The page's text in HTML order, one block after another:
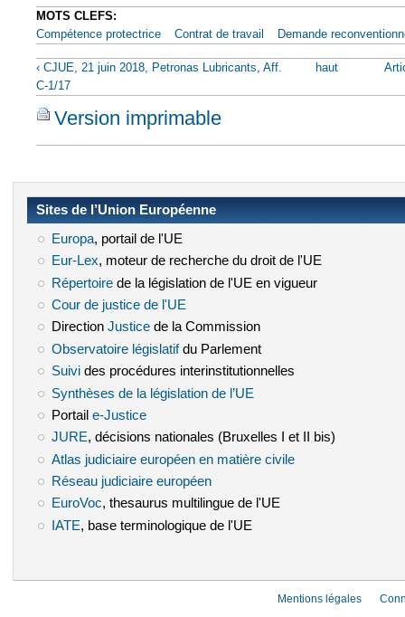
MOTS CLEFS:
Compétence protectrice
Contrat de travail Demande
‹ CJUE, 21 juin 2018, Petronas Lubricants, Aff.
C-1/17
haut
Version imprimable
Sites de l’Union Européenne
Europa(le lien est externe)
, portail de l'UE
Eur-Lex(le lien est externe)
, moteur de recherche du droit de l'UE
Répertoire(le lien est externe)
de la législation de l'UE en vigueur
Cour de justice de l'UE
Direction Justice(le lien est externe)
de la Commission
Observatoire législatif(le lien est externe)
du Parlement
Suivi(le lien est externe)
des procédures interinstitutionnelles
Synthèses de la législation de l’UE
Portail e-Justice(le lien est externe)
JURE(le lien est externe)
, décisions nationales (Bruxelles I et II bis)
Atlas judiciaire européen en matière civile(le lien est externe)
Réseau judiciaire européen(le lien est externe)
EuroVoc(le lien est externe)
, thesaurus multilingue de l'UE
IATE (le lien est externe)
, base terminologique de l'UE
Mentions légales